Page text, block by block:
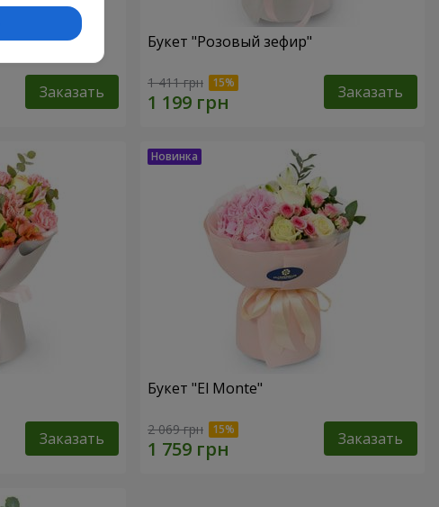
Заказать
Букет "Розовый зефир"
1 411 грн Заказать
Заказать
Букет "El Monte"
2 069 грн Заказать